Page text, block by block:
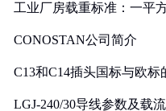
工业厂房载重标准：一平
CONOSTAN公司简介
C13和C14插头国标与欧
LGJ-240/30导线参数及载